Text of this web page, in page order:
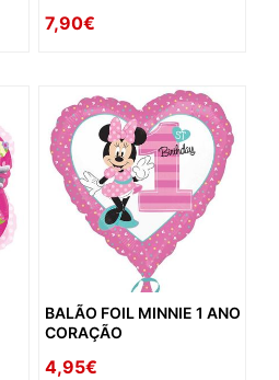
7,90€
BALÃO FOIL MINNIE 1 ANO
CORAÇÃO
4,95€